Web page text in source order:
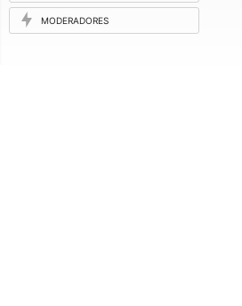
MODERADORES